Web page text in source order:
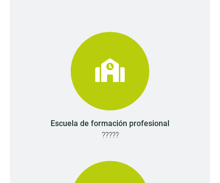
Escuela de formación profesional
?????